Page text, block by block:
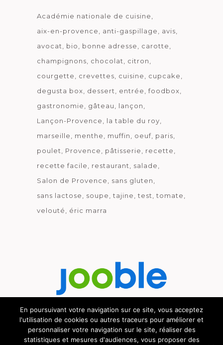
Académie nationale de cuisine
aix-en-provence
anti-gaspillage
avis
avocat
bio bonne adresse
carotte
champignons
chocolat
citron
courgette
crevettes cuisine
cupcake
degusta box
dessert entrée
foodbox
gastronomie
gâteau
lançon
Lançon-Provence
la table du roy
marseille
menthe muffin oeuf paris
poulet
Provence pâtisserie
recette
recette facile
restaurant
salade
Salon de Provence
sans gluten
sans lactose
soupe tajine test
tomate
velouté
éric marra
Découvrez le métier de la cuisine.
En poursuivant votre navigation sur ce site, vous acceptez
l'utilisation de cookies ou autres traceurs pour améliorer et
personnaliser votre navigation sur le site, réaliser des
statistiques et mesures d'audiences, vous proposer des